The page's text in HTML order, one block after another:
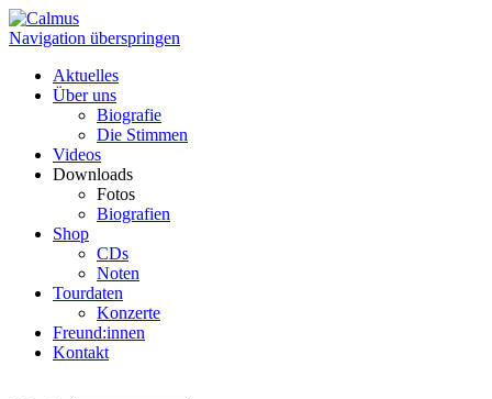
Navigation überspringen
Aktuelles
Über uns
Biografie
Die Stimmen
Videos
Downloads
Fotos
Biografien
Shop
CDs
Noten
Tourdaten
Konzerte
Freund:innen
Kontakt